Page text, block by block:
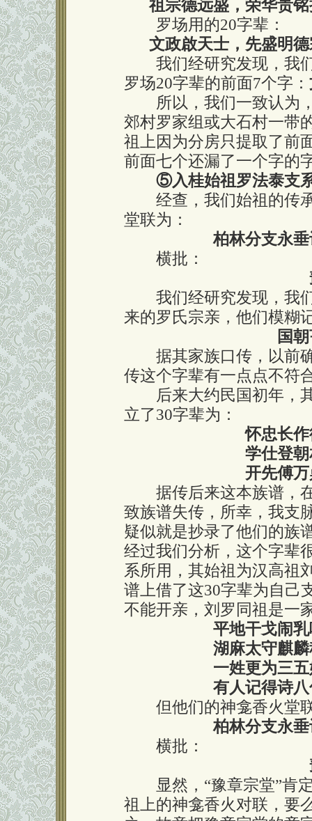
祖宗德远盛，荣华贵
罗场用的20字辈：
文政啟天士，先盛明
我们经研究发现，我
罗场20字辈的前面7个字：
所以，我们一致认为，
郊村罗家组或大石村一带
祖上因为分房只提取了前
前面七个还漏了一个字的
⑤入桂始祖罗法泰支
经查，我们始祖的传承
堂联为：
柏林分支永
横批：
我们经研究发现，我们
来的罗氏宗亲，他们模糊
国
据其家族口传，以前确
传这个字辈有一点点不符
后来大约民国初年，其
立了30字辈为：
怀忠长
学仕登
开先傅
据传后来这本族谱，在
致族谱失传，所幸，我支
疑似就是抄录了他们的族
经过我们分析，这个字辈
系所用，其始祖为汉高祖
谱上借了这30字辈为自己
不能开亲，刘罗同祖是一
平地干戈闹
湖麻太守麒
一姓更为三
有人记得诗
但他们的神龛香火堂联
柏林分支永
横批：
显然，“豫章宗堂”肯定
祖上的神龛香火对联，要